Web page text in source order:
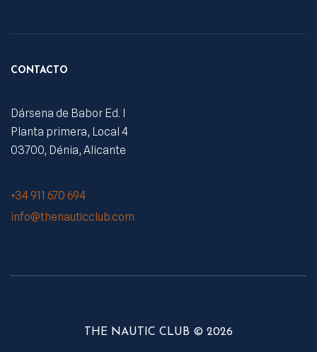
CONTACTO
Dársena de Babor Ed. I
Planta primera, Local 4
03700, Dénia, Alicante
+34 911 670 694
info@thenauticclub.com
THE NAUTIC CLUB © 2026